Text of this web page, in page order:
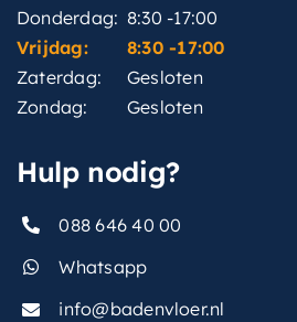
Donderdag: 8:30 -17:00
Vrijdag:
8:30 -17:00
Zaterdag:
Gesloten
Zondag:
Gesloten
Hulp nodig?
088 646 40 00
Whatsapp
info@badenvloer.nl